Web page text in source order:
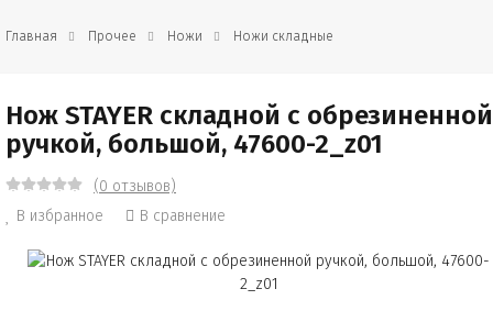
Главная Прочее Ножи Ножи складные
Нож STAYER складной с обрезиненной
ручкой, большой, 47600-2_z01
(0 отзывов)
В избранное
В сравнение